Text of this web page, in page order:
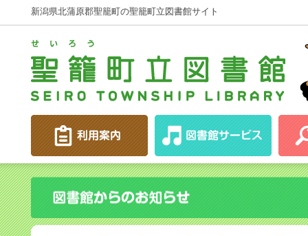
新潟県北蒲原郡聖籠町の聖籠町立図書館サイト